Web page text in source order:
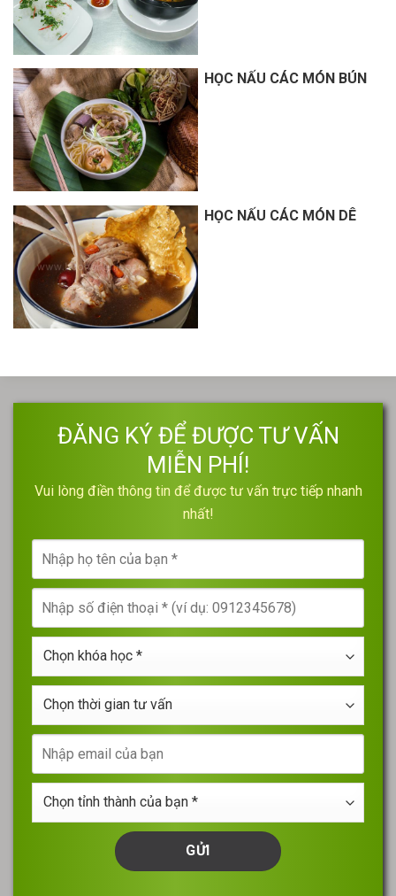
HỌC NẤU CÁC MÓN BÚN
HỌC NẤU CÁC MÓN DÊ
ĐĂNG KÝ ĐỂ ĐƯỢC TƯ VẤN
MIỄN PHÍ!
Vui lòng điền thông tin để được tư vấn trực tiếp nhanh
nhất!
họ
tên
của
bạn
*
số
điện
thoại
khóa
học
thời
gian
tư
vấnemail
của
bạn
tỉnh